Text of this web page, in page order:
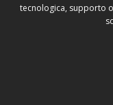
tecnologica, supporto